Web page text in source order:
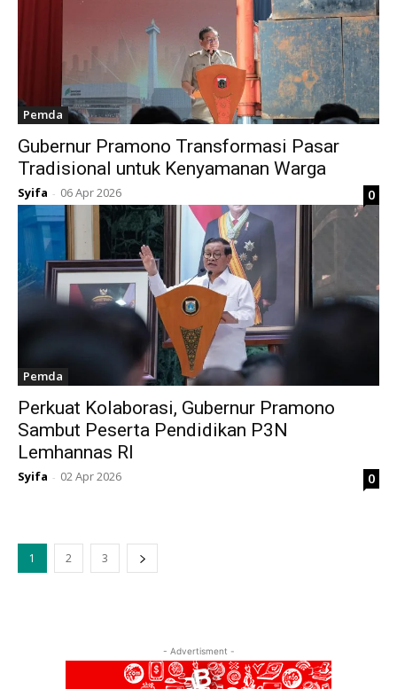
Pemda
Gubernur Pramono Transformasi Pasar
Tradisional untuk Kenyamanan Warga
Syifa - 06 Apr 2026 0
Pemda
Perkuat Kolaborasi, Gubernur Pramono
Sambut Peserta Pendidikan P3N
Lemhannas RI
Syifa - 02 Apr 2026 0
1 2 3
- Advertisment -